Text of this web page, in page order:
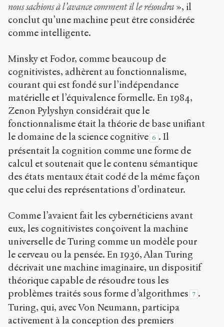
nous sachions à l’avance comment il le résoudra », il
conclut qu’une machine peut être considérée
comme intelligente.
Minsky et Fodor, comme beaucoup de
cognitivistes, adhèrent au fonctionnalisme,
courant qui est fondé sur l’indépendance
matérielle et l’équivalence formelle. En 1984,
Zenon Pylyshyn considérait que le
fonctionnalisme était la théorie de base unifiant
le domaine de la science cognitive 6 . Il
présentait la cognition comme une forme de
calcul et soutenait que le contenu sémantique
des états mentaux était codé de la même façon
que celui des représentations d’ordinateur.
Comme l’avaient fait les cybernéticiens avant
eux, les cognitivistes conçoivent la machine
universelle de Turing comme un modèle pour
le cerveau ou la pensée. En 1936, Alan Turing
décrivait une machine imaginaire, un dispositif
théorique capable de résoudre tous les
problèmes traités sous forme d’algorithmes 7 .
Turing, qui, avec Von Neumann, participa
activement à la conception des premiers